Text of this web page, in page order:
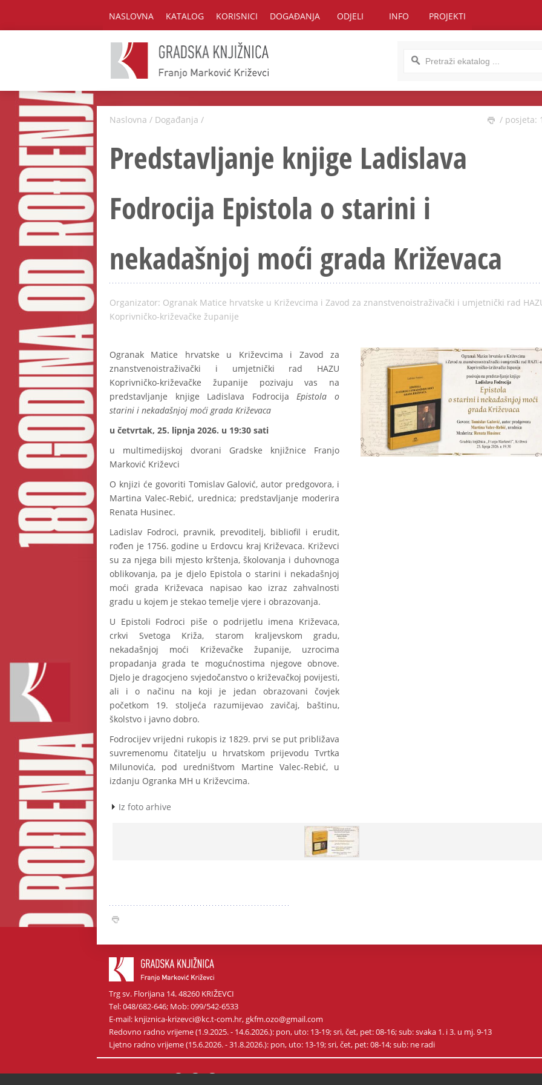
NASLOVNA KATALOG KORISNICI DOGAĐANJA ODJELI INFO PROJEKTI
Naslovna / Događanja / / posjeta:
Predstavljanje knjige Ladislava
Fodrocija Epistola o starini i
nekadašnjoj moći grada Križevaca
Organizator: Ogranak Matice hrvatske u Križevcima i Zavod za znanstvenoistraživački i umjetnički rad
Koprivničko-križevačke županije
Ogranak Matice hrvatske u Križevcima i Zavod za
znanstvenoistraživački i umjetnički rad HAZU
Koprivničko-križevačke županije pozivaju vas na
predstavljanje knjige Ladislava FodrocijaEpistola o
starini i nekadašnjoj moći grada Križevaca
u četvrtak, 25. lipnja 2026. u 19:30 sati
u multimedijskoj dvorani Gradske knjižnice Franjo
Marković Križevci
O knjizi će govoriti Tomislav Galović, autor predgovora, i
Martina Valec-Rebić, urednica; predstavljanje moderira
Renata Husinec.
Ladislav Fodroci, pravnik, prevoditelj, bibliofil i erudit,
rođen je 1756. godine u Erdovcu kraj Križevaca. Križevci
su za njega bili mjesto krštenja, školovanja i duhovnoga
oblikovanja, pa je djelo Epistola o starini i nekadašnjoj
moći grada Križevaca napisao kao izraz zahvalnosti
gradu u kojem je stekao temelje vjere i obrazovanja.
U Epistoli Fodroci piše o podrijetlu imena Križevaca,
crkvi Svetoga Križa, starom kraljevskom gradu,
nekadašnjoj moći Križevačke županije, uzrocima
propadanja grada te mogućnostima njegove obnove.
Djelo je dragocjeno svjedočanstvo o križevačkoj povijesti,
ali i o načinu na koji je jedan obrazovani čovjek
početkom 19. stoljeća razumijevao zavičaj, baštinu,
školstvo i javno dobro.
Fodrocijev vrijedni rukopis iz 1829. prvi se put približava
suvremenomu čitatelju u hrvatskom prijevodu Tvrtka
Milunovića, pod uredništvom Martine Valec-Rebić, u
izdanju Ogranka MH u Križevcima.
Iz foto arhive
Trg sv. Florijana 14. 48260 KRIŽEVCI
Tel: 048/682-646; Mob: 099/542-6533
E-mail: knjiznica-krizevci@kc.t-com.hr, gkfm.ozo@gmail.com
Redovno radno vrijeme (1.9.2025. - 14.6.2026.): pon, uto: 13-19; sri, čet, pet: 08-16; sub: svaka 1. i 3. u mj. 9-13
Ljetno radno vrijeme (15.6.2026. - 31.8.2026.): pon, uto: 13-19; sri, čet, pet: 08-14; sub: ne radi